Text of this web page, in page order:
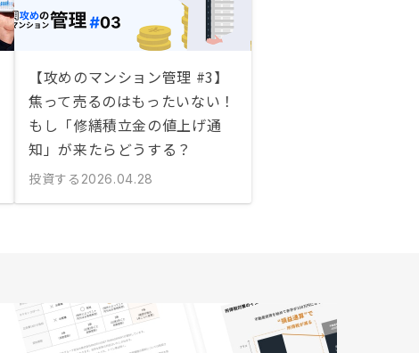
【攻めのマンション管理 #3】
焦って売るのはもったいない！
もし「修繕積立金の値上げ通
知」が来たらどうする？
投資する 2026.04.28